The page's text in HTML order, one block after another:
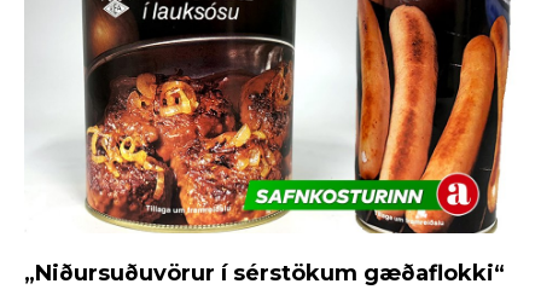
„Niðursuðuvörur í sérstökum gæðaflokki“